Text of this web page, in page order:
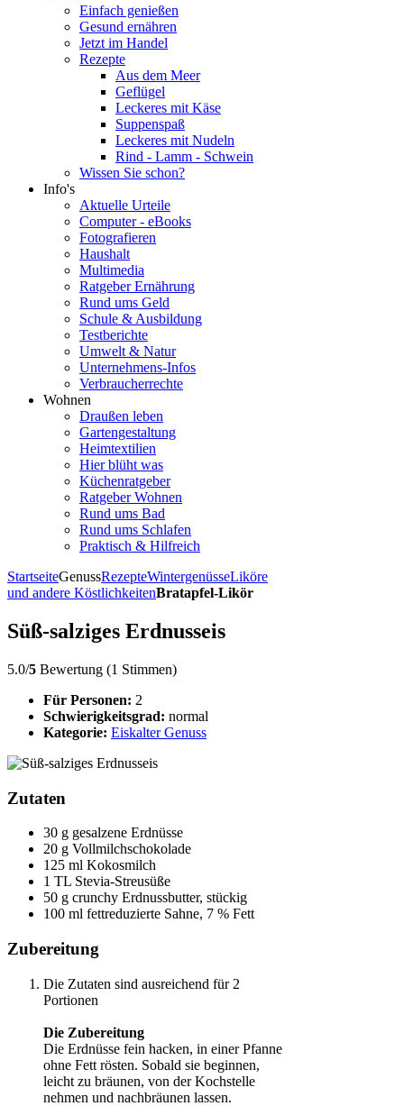
Einfach genießen
Gesund ernähren
Jetzt im Handel
Rezepte
Aus dem Meer
Geflügel
Leckeres mit Käse
Suppenspaß
Leckeres mit Nudeln
Rind - Lamm - Schwein
Wissen Sie schon?
Info's
Aktuelle Urteile
Computer - eBooks
Fotografieren
Haushalt
Multimedia
Ratgeber Ernährung
Rund ums Geld
Schule & Ausbildung
Testberichte
Umwelt & Natur
Unternehmens-Infos
Verbraucherrechte
Wohnen
Draußen leben
Gartengestaltung
Heimtextilien
Hier blüht was
Küchenratgeber
Ratgeber Wohnen
Rund ums Bad
Rund ums Schlafen
Praktisch & Hilfreich
StartseiteGenussRezepteWintergenüsseLiköre
und andere KöstlichkeitenBratapfel-Likör
Süß-salziges Erdnusseis
5.0/5 Bewertung (1 Stimmen)
Für Personen: 2
Schwierigkeitsgrad: normal
Kategorie: Eiskalter Genuss
Zutaten
30 g gesalzene Erdnüsse
20 g Vollmilchschokolade
125 ml Kokosmilch
1 TL Stevia-Streusüße
50 g crunchy Erdnussbutter, stückig
100 ml fettreduzierte Sahne, 7 % Fett
Zubereitung
Die Zutaten sind ausreichend für 2
Portionen
Die Zubereitung
Die Erdnüsse fein hacken, in einer Pfanne
ohne Fett rösten. Sobald sie beginnen,
leicht zu bräunen, von der Kochstelle
nehmen und nachbräunen lassen.